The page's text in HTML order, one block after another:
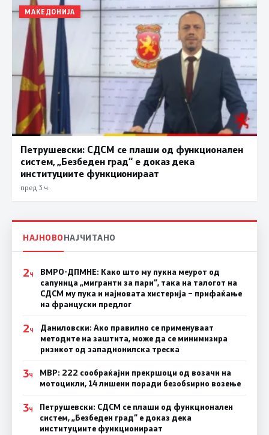
МАКЕДОНИЈА
Петрушевски: СДСМ се плаши од функционален
систем, „Безбеден град“ е доказ дека
институциите функционираат
пред 3 ч.
НАЈНОВОНАЈЧИТАНО
2Ч
ВМРО-ДПМНЕ: Како што му пукна меурот од
сапуница „мигранти за пари“, така на талогот на
СДСМ му пука и најновата хистерија – прифаќање
на француски предлог
2Ч
Даниловски: Ако правилно се применуваат
методите на заштита, може да се минимизира
ризикот од западнонилска треска
3Ч
МВР: 222 сообраќајни прекршоци од возачи на
мотоцикли, 14 лишени поради безобѕирно возење
3Ч
Петрушевски: СДСМ се плаши од функционален
систем, „Безбеден град“ е доказ дека
институциите функционираат